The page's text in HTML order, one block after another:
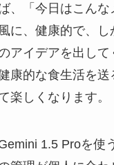
、「今日はこんな
に、健康的で、
アイデアを出して
康的な食生活を送
楽しくなります。
1.5 Proを使